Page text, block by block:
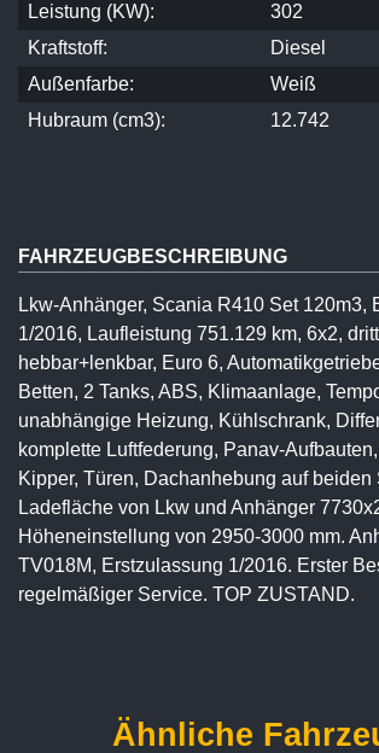
Leistung (KW):
302
Kraftstoff:
Diesel
Außenfarbe:
Weiß
Hubraum (cm3):
12.742
FAHRZEUGBESCHREIBUNG
Lkw-Anhänger, Scania R410 Set 120m3,
1/2016, Laufleistung 751.129 km, 6x2,
hebbar+lenkbar, Euro 6,
Betten, 2 Tanks, ABS, Klimaanlage,
unabhängige Heizung, Kühlschrank,
komplette Luftfederung, Panav-
Kipper, Türen, Dachanhebung auf beiden
Ladefläche von Lkw und Anhänger
Höheneinstellung von 2950-3000 mm.
TV018M, Erstzulassung 1/2016. Erster
regelmäßiger Service. TOP ZUSTAND.
Ähnliche